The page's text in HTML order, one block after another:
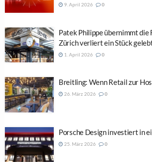
9. April 2026 0
Patek Philippe übernimmt die
Zürich verliert ein Stück
1. April 2026 0
Breitling: Wenn Retail zur
26. März 2026 0
Porsche Design investiert in
25. März 2026 0